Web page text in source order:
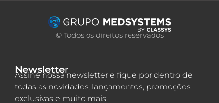
© Todos os direitos reservados
Newsletter
Assine nossa newsletter e fique por dentro de
todas as novidades, lançamentos, promoções
exclusivas e muito mais.